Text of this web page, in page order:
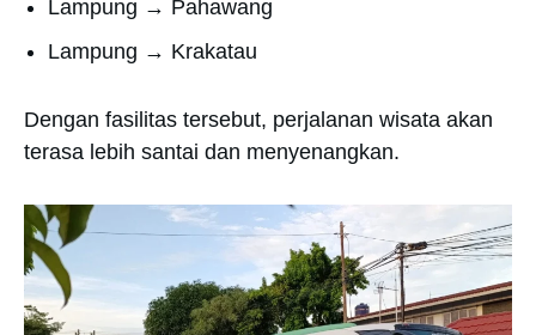
Lampung → Pahawang
Lampung → Krakatau
Dengan fasilitas tersebut, perjalanan wisata akan
terasa lebih santai dan menyenangkan.